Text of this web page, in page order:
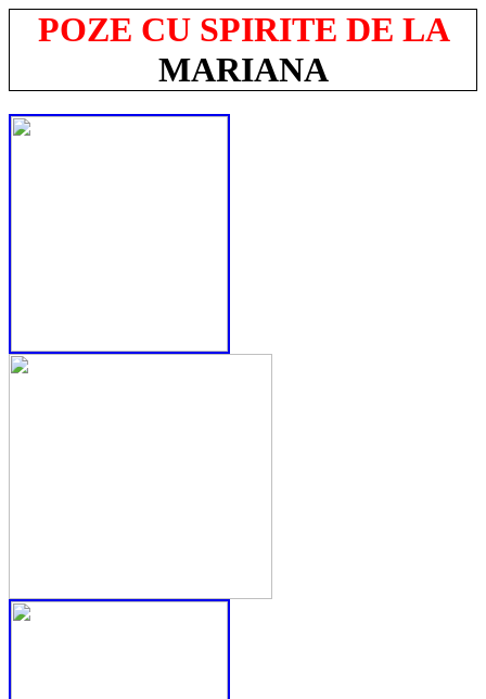
POZE CU SPIRITE DE LA
MARIANA